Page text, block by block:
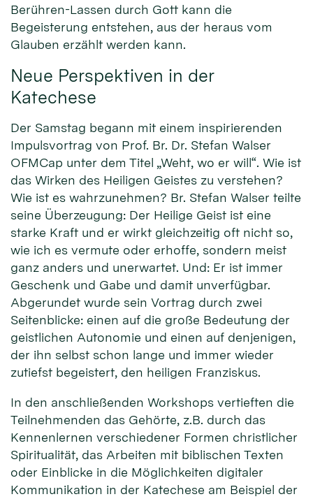
Berühren-Lassen durch Gott kann die
Begeisterung entstehen, aus der heraus vom
Glauben erzählt werden kann.
Neue Perspektiven in der
Katechese
Der Samstag begann mit einem inspirierenden
Impulsvortrag von Prof. Br. Dr. Stefan Walser
OFMCap unter dem Titel „Weht, wo er will“. Wie ist
das Wirken des Heiligen Geistes zu verstehen?
Wie ist es wahrzunehmen? Br. Stefan Walser teilte
seine Überzeugung: Der Heilige Geist ist eine
starke Kraft und er wirkt gleichzeitig oft nicht so,
wie ich es vermute oder erhoffe, sondern meist
ganz anders und unerwartet. Und: Er ist immer
Geschenk und Gabe und damit unverfügbar.
Abgerundet wurde sein Vortrag durch zwei
Seitenblicke: einen auf die große Bedeutung der
geistlichen Autonomie und einen auf denjenigen,
der ihn selbst schon lange und immer wieder
zutiefst begeistert, den heiligen Franziskus.
In den anschließenden Workshops vertieften die
Teilnehmenden das Gehörte, z.B. durch das
Kennenlernen verschiedener Formen christlicher
Spiritualität, das Arbeiten mit biblischen Texten
oder Einblicke in die Möglichkeiten digitaler
Kommunikation in der Katechese am Beispiel der